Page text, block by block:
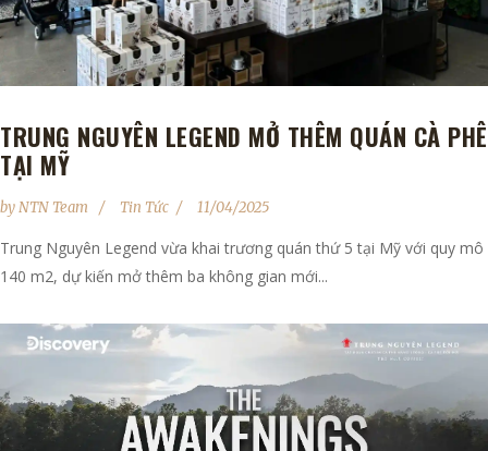
TRUNG NGUYÊN LEGEND MỞ THÊM QUÁN CÀ PHÊ
TẠI MỸ
byNTN Team Tin Tức 11/04/2025
Trung Nguyên Legend vừa khai trương quán thứ 5 tại Mỹ với quy mô
140 m2, dự kiến mở thêm ba không gian mới...